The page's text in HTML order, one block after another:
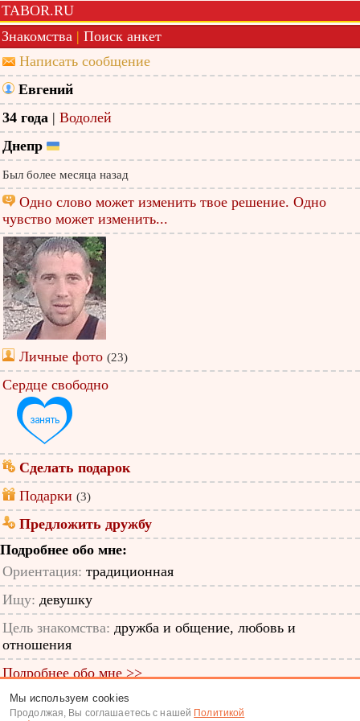
TABOR.RU
Знакомства | Поиск анкет
Написать сообщение
Евгений
34 года | Водолей
Днепр
Был более месяца назад
Одно слово может изменить твое решение. Одно
чувство может изменить...
Личные фото (23)
Сердце свободно
Сделать подарок
Подарки (3)
Предложить дружбу
Подробнее обо мне:
Ориентация: традиционная
Ищу: девушку
Цель знакомства: дружба и общение, любовь и
отношения
Подробнее обо мне >>
ID анкеты: 11447340
Мы используем cookies
Продолжая, Вы соглашаетесь с нашей Политикой